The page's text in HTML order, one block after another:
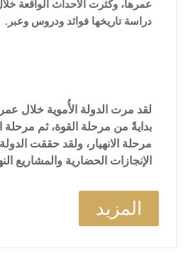
عمرها، وكثرت الأحداث الواقعة
دراسة تاريخها فوائد ودروس وعبر.
لقد مرت الدولة الأُموية خلال
بدايةً من مرحلة القوة، ثم
مرحلة الانهيار، ولقد حققت
الإنجازات الحضارية والمشاريع
المزيد